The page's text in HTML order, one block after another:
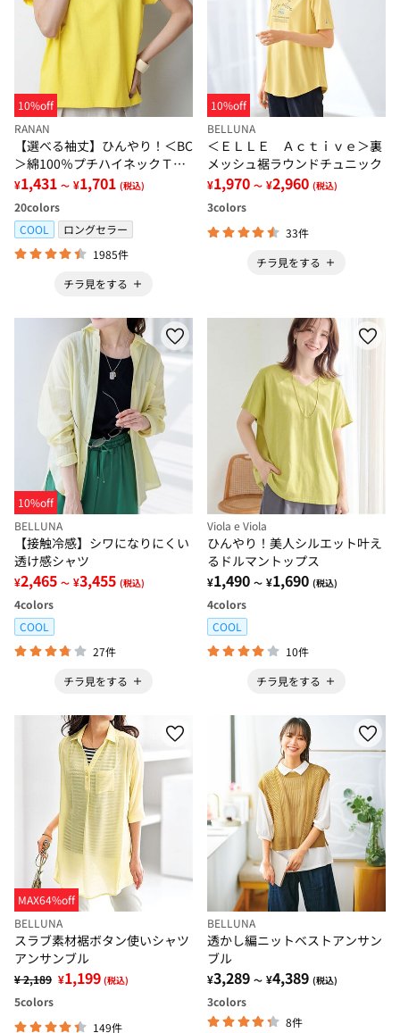
10%off
RANAN
【選べる袖丈】ひんやり！＜BC
＞綿100％プチハイネックＴシ
ャツ
¥1,431 ～ ¥1,701 (税込)
20colors
COOL
ロングセラー
1985件
チラ見をする
10%off
BELLUNA
＜ＥＬＬＥ Ａｃｔｉｖｅ＞裏
メッシュ裾ラウンドチュニック
¥1,970 ～ ¥2,960 (税込)
3colors
33件
チラ見をする
10%off
BELLUNA
【接触冷感】シワになりにくい
透け感シャツ
¥2,465 ～ ¥3,455 (税込)
4colors
COOL
27件
チラ見をする
Viola e Viola
ひんやり！美人シルエット叶え
るドルマントップス
¥1,490 ～ ¥1,690 (税込)
4colors
COOL
10件
チラ見をする
MAX64%off
BELLUNA
スラブ素材裾ボタン使いシャツ
アンサンブル
¥ 2,189 ¥1,199 (税込)
5colors
149件
BELLUNA
透かし編ニットベストアンサン
ブル
¥3,289 ～ ¥4,389 (税込)
3colors
8件